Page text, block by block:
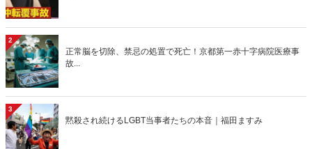
2
正常脳を切除、禁忌の処置で死亡！京都第一赤十字病院医療事
故...
3
黙殺され続けるLGBT当事者たちの本音｜福田ますみ